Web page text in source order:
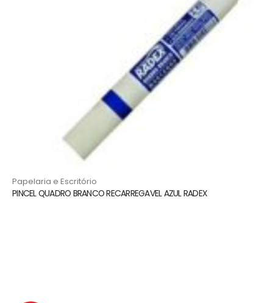
Papelaria e Escritório
PINCEL QUADRO BRANCO RECARREGAVEL AZUL RADEX